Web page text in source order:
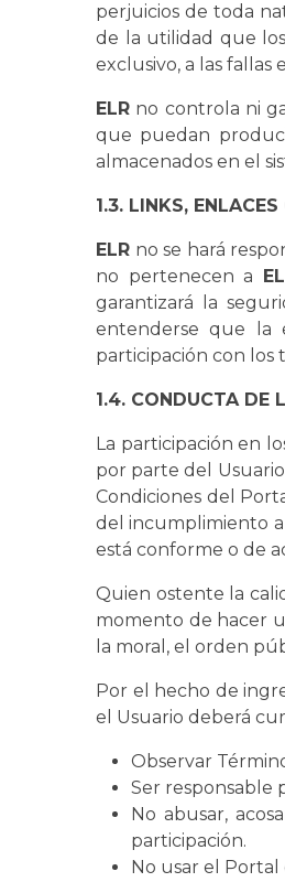
perjuicios de toda
de la utilidad que
exclusivo, a las fallas
ELR no controla ni
que puedan
almacenados en el
1.3. LINKS,
ELR no se hará
no pertenecen a
garantizará la
entenderse que la
participación con los
1.4. CONDUCTA DE
La participación en
por parte del
Condiciones del
del incumplimiento a
está conforme o de
Quien ostente la
momento de hacer
la moral, el orden
Por el hecho de
el Usuario deberá
Observar
Ser responsable
No abusar,
participación.
No usar el